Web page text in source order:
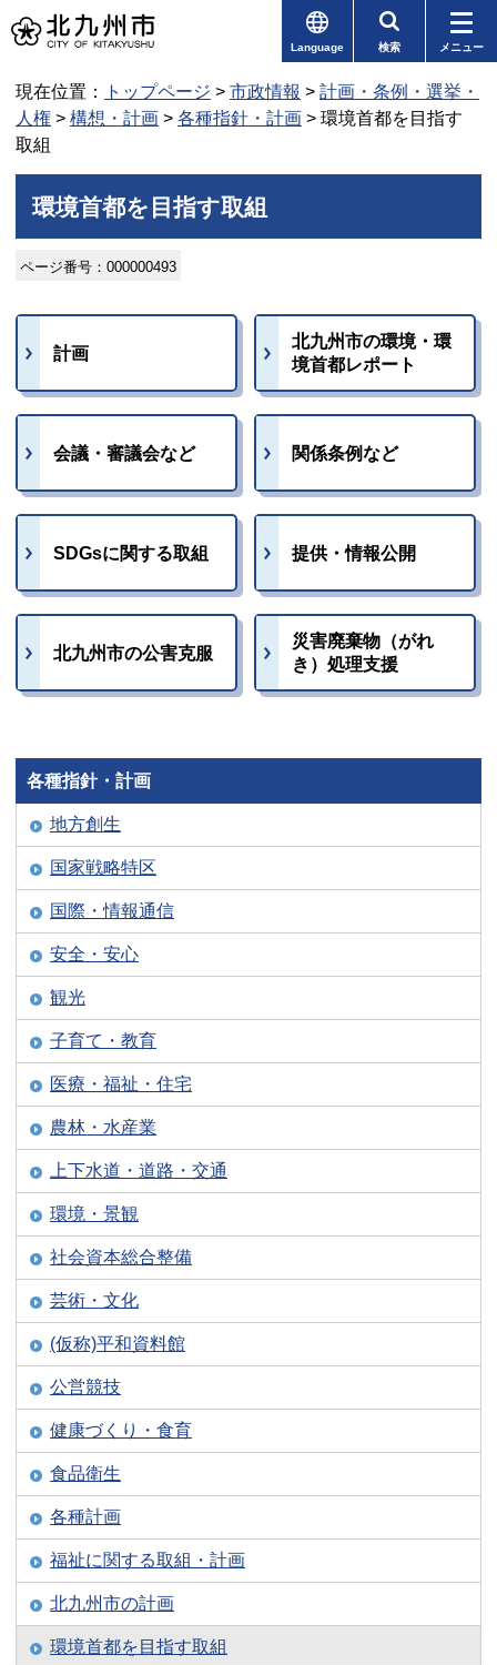
Language 検索 メニュー
現在位置： トップページ > 市政情報 > 計画・条例・選挙・
人権 > 構想・計画 > 各種指針・計画 > 環境首都を目指す
取組
環境首都を目指す取組
ページ番号：000000493
計画
北九州市の環境・環
境首都レポート
会議・審議会など 関係条例など
SDGsに関する取組 提供・情報公開
北九州市の公害克服
災害廃棄物（がれ
き）処理支援
各種指針・計画
地方創生
国家戦略特区
国際・情報通信
安全・安心
観光
子育て・教育
医療・福祉・住宅
農林・水産業
上下水道・道路・交通
環境・景観
社会資本総合整備
芸術・文化
(仮称)平和資料館
公営競技
健康づくり・食育
食品衛生
各種計画
福祉に関する取組・計画
北九州市の計画
環境首都を目指す取組